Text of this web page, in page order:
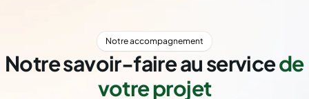
Notre accompagnement
Notre savoir-faire au servicede
votre projet